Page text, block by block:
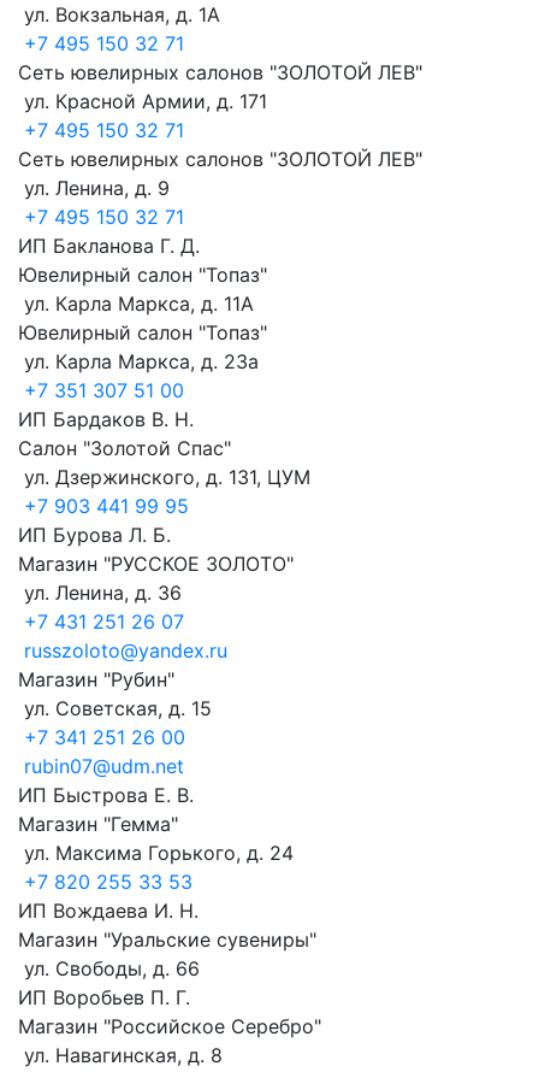
ул. Вокзальная, д. 1А
+7 495 150 32 71
Сеть ювелирных салонов "ЗОЛОТОЙ ЛЕВ"
ул. Красной Армии, д. 171
+7 495 150 32 71
Сеть ювелирных салонов "ЗОЛОТОЙ ЛЕВ"
ул. Ленина, д. 9
+7 495 150 32 71
ИП Бакланова Г. Д.
Ювелирный салон "Топаз"
ул. Карла Маркса, д. 11А
Ювелирный салон "Топаз"
ул. Карла Маркса, д. 23а
+7 351 307 51 00
ИП Бардаков В. Н.
Салон "Золотой Спас"
ул. Дзержинского, д. 131, ЦУМ
+7 903 441 99 95
ИП Бурова Л. Б.
Магазин "РУССКОЕ ЗОЛОТО"
ул. Ленина, д. 36
+7 431 251 26 07
russzoloto@yandex.ru
Магазин "Рубин"
ул. Советская, д. 15
+7 341 251 26 00
rubin07@udm.net
ИП Быстрова Е. В.
Магазин "Гемма"
ул. Максима Горького, д. 24
+7 820 255 33 53
ИП Вождаева И. Н.
Магазин "Уральские сувениры"
ул. Свободы, д. 66
ИП Воробьев П. Г.
Магазин "Российское Серебро"
ул. Навагинская, д. 8